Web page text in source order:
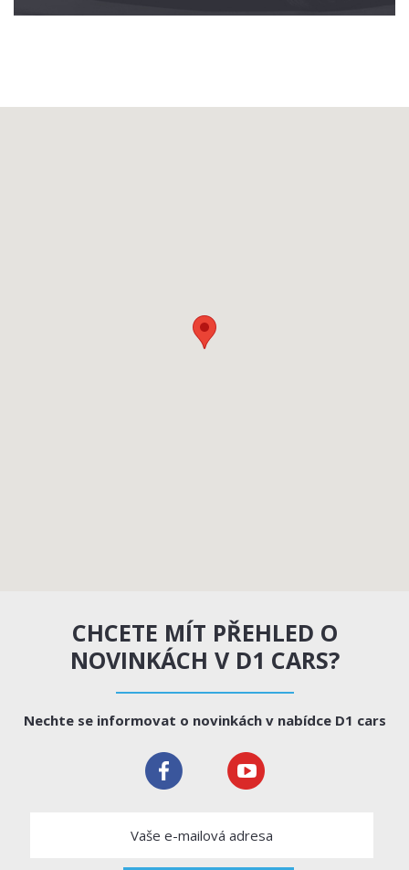
CHCETE MÍT PŘEHLED O
NOVINKÁCH V D1 CARS?
Nechte se informovat o novinkách v nabídce D1 cars